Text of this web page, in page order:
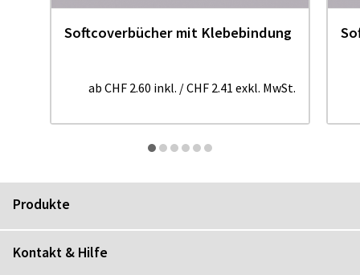
Softcoverbücher mit Klebebindung
ab CHF 2.60 inkl. /CHF 2.41 exkl. MwSt.
Produkte
Kontakt & Hilfe